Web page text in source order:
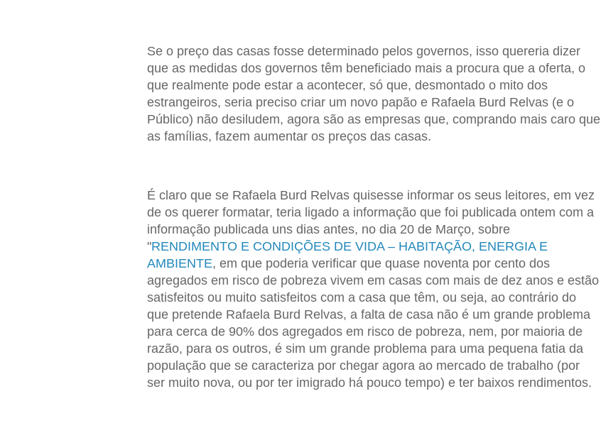
Se o preço das casas fosse determinado pelos governos, isso quereria dizer
que as medidas dos governos têm beneficiado mais a procura que a oferta, o
que realmente pode estar a acontecer, só que, desmontado o mito dos
estrangeiros, seria preciso criar um novo papão e Rafaela Burd Relvas (e o
Público) não desiludem, agora são as empresas que, comprando mais caro que
as famílias, fazem aumentar os preços das casas.
É claro que se Rafaela Burd Relvas quisesse informar os seus leitores, em vez
de os querer formatar, teria ligado a informação que foi publicada ontem com a
informação publicada uns dias antes, no dia 20 de Março, sobre
"RENDIMENTO E CONDIÇÕES DE VIDA – HABITAÇÃO, ENERGIA E
AMBIENTE, em que poderia verificar que quase noventa por cento dos
agregados em risco de pobreza vivem em casas com mais de dez anos e estão
satisfeitos ou muito satisfeitos com a casa que têm, ou seja, ao contrário do
que pretende Rafaela Burd Relvas, a falta de casa não é um grande problema
para cerca de 90% dos agregados em risco de pobreza, nem, por maioria de
razão, para os outros, é sim um grande problema para uma pequena fatia da
população que se caracteriza por chegar agora ao mercado de trabalho (por
ser muito nova, ou por ter imigrado há pouco tempo) e ter baixos rendimentos.